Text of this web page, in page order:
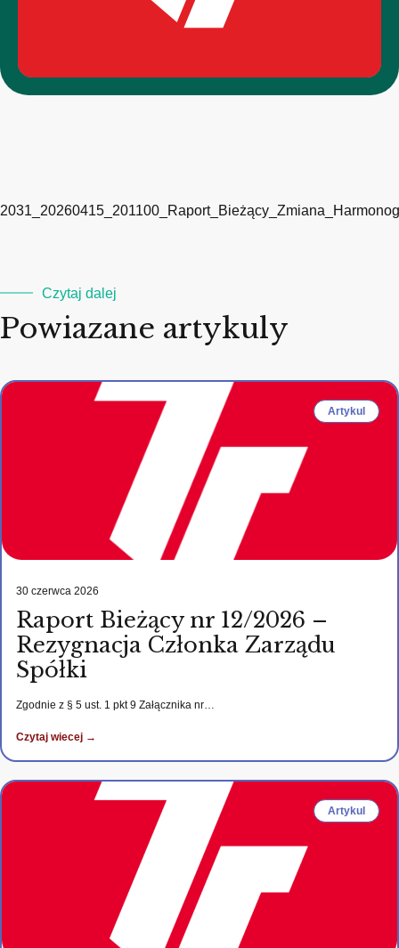
Czytaj dalej
Powiazane artykuly
Artykul
30 czerwca 2026
Raport Bieżący nr 12/2026 –
Rezygnacja Członka Zarządu
Spółki
Zgodnie z § 5 ust. 1 pkt 9 Załącznika nr…
Czytaj wiecej →
Artykul